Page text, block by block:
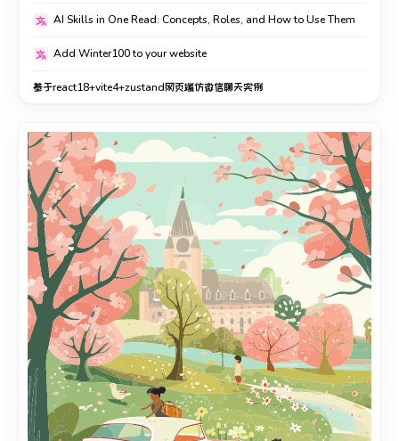
AI Skills in One Read: Concepts, Roles, and How to Use Them
Add Winter100 to your website
基于react18+vite4+zustand网页端仿微信聊天实例